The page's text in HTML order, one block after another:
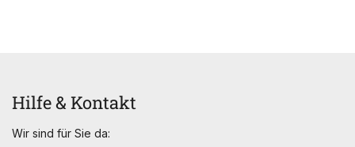
Hilfe & Kontakt
Wir sind für Sie da: